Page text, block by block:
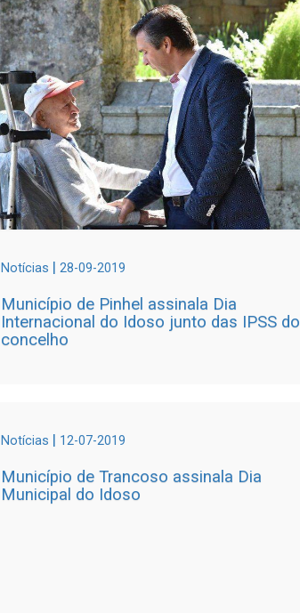
Notícias | 28-09-2019
Município de Pinhel assinala Dia
Internacional do Idoso junto das IPSS do
concelho
Notícias | 12-07-2019
Município de Trancoso assinala Dia
Municipal do Idoso